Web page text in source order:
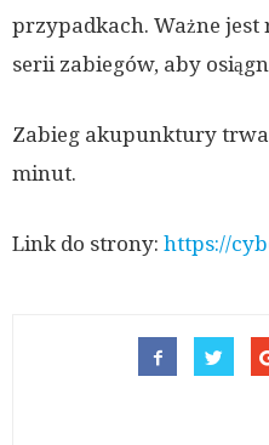
przypadkach. Ważne
serii zabiegów, aby
Zabieg akupunktury trwa
minut.
Link do strony: https://